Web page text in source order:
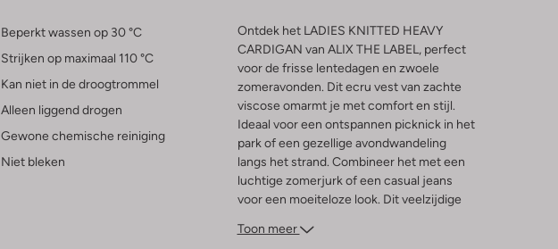
Beperkt wassen op 30 °C
Strijken op maximaal 110 °C
Kan niet in de droogtrommel
Alleen liggend drogen
Gewone chemische reiniging
Niet bleken
Ontdek het LADIES KNITTED HEAVY
CARDIGAN van ALIX THE LABEL, perfect
voor de frisse lentedagen en zwoele
zomeravonden. Dit ecru vest van zachte
viscose omarmt je met comfort en stijl.
Ideaal voor een ontspannen picknick in het
park of een gezellige avondwandeling
langs het strand. Combineer het met een
luchtige zomerjurk of een casual jeans
voor een moeiteloze look. Dit veelzijdige
voegt een vleugje elegantie toe aan elke
Toon meer